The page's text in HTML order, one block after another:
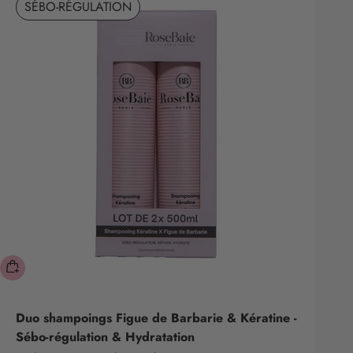
SÉBO-RÉGULATION
Duo shampoings Figue de Barbarie & Kératine -
Sébo-régulation & Hydratation